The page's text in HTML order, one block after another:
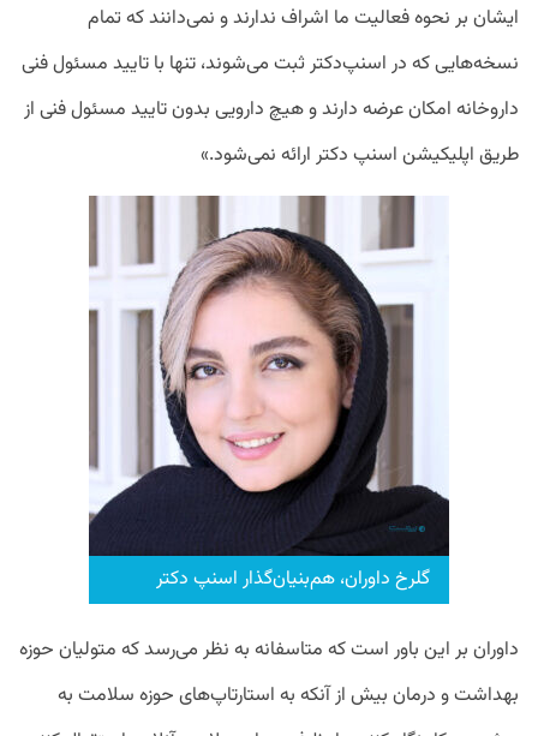
ایشان بر نحوه فعالیت ما اشراف ندارند و نمی‌دانند که تمام
نسخه‌هایی که در اسنپ‌دکتر ثبت می‌شوند، تنها با تایید مسئول فنی
داروخانه امکان عرضه دارند و هیچ دارویی بدون تایید مسئول فنی از
طریق اپلیکیشن اسنپ دکتر ارائه نمی‌شود.»
گلرخ داوران، هم‌بنیان‌گذار اسنپ دکتر
داوران بر این باور است که متاسفانه به نظر می‌رسد که متولیان حوزه
بهداشت و درمان بیش از آنکه به استارتاپ‌های حوزه سلامت به